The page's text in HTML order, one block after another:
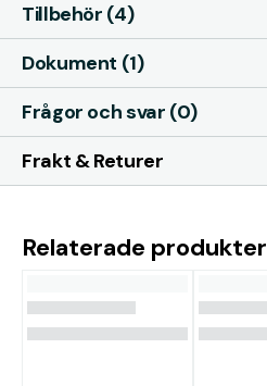
Tillbehör (4)
Dokument (1)
Frågor och svar (0)
Frakt & Returer
Relaterade produkter